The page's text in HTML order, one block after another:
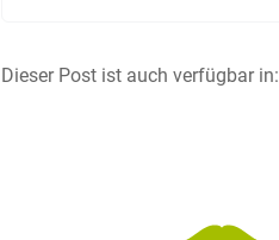
Dieser Post ist auch verfügbar in: